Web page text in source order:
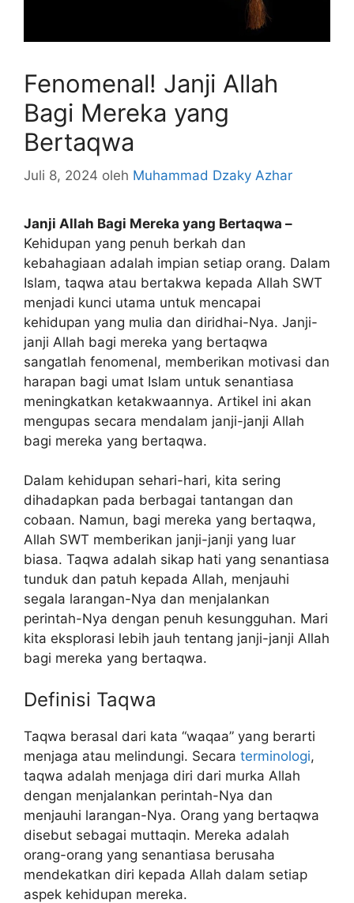
Fenomenal! Janji Allah
Bagi Mereka yang
Bertaqwa
Juli 8, 2024 oleh Muhammad Dzaky Azhar
Janji Allah Bagi Mereka yang Bertaqwa –
Kehidupan yang penuh berkah dan
kebahagiaan adalah impian setiap orang. Dalam
Islam, taqwa atau bertakwa kepada Allah SWT
menjadi kunci utama untuk mencapai
kehidupan yang mulia dan diridhai-Nya. Janji-
janji Allah bagi mereka yang bertaqwa
sangatlah fenomenal, memberikan motivasi dan
harapan bagi umat Islam untuk senantiasa
meningkatkan ketakwaannya. Artikel ini akan
mengupas secara mendalam janji-janji Allah
bagi mereka yang bertaqwa.
Dalam kehidupan sehari-hari, kita sering
dihadapkan pada berbagai tantangan dan
cobaan. Namun, bagi mereka yang bertaqwa,
Allah SWT memberikan janji-janji yang luar
biasa. Taqwa adalah sikap hati yang senantiasa
tunduk dan patuh kepada Allah, menjauhi
segala larangan-Nya dan menjalankan
perintah-Nya dengan penuh kesungguhan. Mari
kita eksplorasi lebih jauh tentang janji-janji Allah
bagi mereka yang bertaqwa.
Definisi Taqwa
Taqwa berasal dari kata “waqaa” yang berarti
menjaga atau melindungi. Secara terminologi,
taqwa adalah menjaga diri dari murka Allah
dengan menjalankan perintah-Nya dan
menjauhi larangan-Nya. Orang yang bertaqwa
disebut sebagai muttaqin. Mereka adalah
orang-orang yang senantiasa berusaha
mendekatkan diri kepada Allah dalam setiap
aspek kehidupan mereka.